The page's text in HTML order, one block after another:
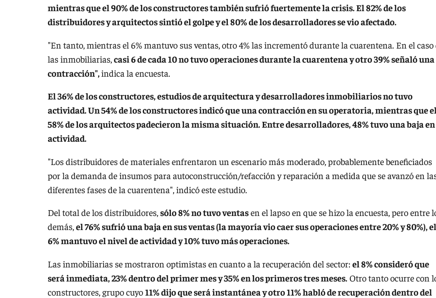
mientras que el 90% de los constructores también sufrió fuertemente la crisis. El 82% de los
distribuidores y arquitectos sintió el golpe y el 80% de los desarrolladores se vio afectado.
"En tanto, mientras el 6% mantuvo sus ventas, otro 4% las incrementó durante la cuarentena. En el caso
las inmobiliarias,casi 6 de cada 10 no tuvo operaciones durante la cuarentena y otro 39% señaló una
contracción",indica la encuesta.
El 36% de los constructores, estudios de arquitectura y desarrolladores inmobiliarios no tuvo
actividad. Un 54% de los constructores indicó que una contracción en su operatoria, mientras que el
58% de los arquitectos padecieron la misma situación. Entre desarrolladores, 48% tuvo una baja
actividad.
"Los distribuidores de materiales enfrentaron un escenario más moderado, probablemente beneficiados
por la demanda de insumos para autoconstrucción/refacción y reparación a medida que se avanzó en
diferentes fases de la cuarentena", indicó este estudio.
Del total de los distribuidores,sólo 8% no tuvo ventasen el lapso en que se hizo la encuesta, pero entre
demás,el 76% sufrió una baja en sus ventas (la mayoría vio caer sus operaciones entre 20% y 80%), el
6% mantuvo el nivel de actividad y 10% tuvo más operaciones.
Las inmobiliarias se mostraron optimistas en cuanto a la recuperación del sector:el 8% consideró que
será inmediata, 23% dentro del primer mes y 35% en los primeros tres meses.Otro tanto ocurre con
constructores, grupo cuyo11% dijo que será instantánea y otro 11% habló de recuperación dentro del